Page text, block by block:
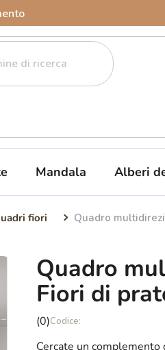
Mandala Alberi
fiori Quadro
Quadro
Fiori di
La
(0)
Cercate un